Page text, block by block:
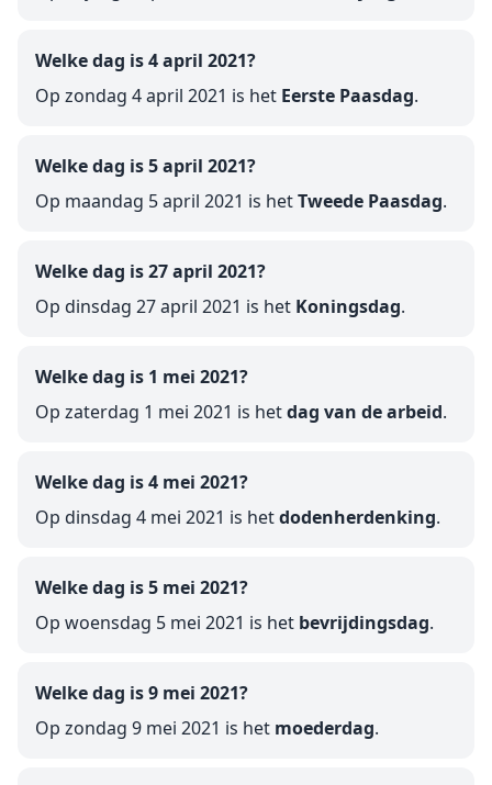
Welke dag is 4 april 2021?
Op zondag 4 april 2021 is het Eerste Paasdag.
Welke dag is 5 april 2021?
Op maandag 5 april 2021 is hetTweede Paasdag.
Welke dag is 27 april 2021?
Op dinsdag 27 april 2021 is het Koningsdag.
Welke dag is 1 mei 2021?
Op zaterdag 1 mei 2021 is hetdag van de arbeid.
Welke dag is 4 mei 2021?
Op dinsdag 4 mei 2021 is hetdodenherdenking.
Welke dag is 5 mei 2021?
Op woensdag 5 mei 2021 is het bevrijdingsdag.
Welke dag is 9 mei 2021?
Op zondag 9 mei 2021 is het moederdag.